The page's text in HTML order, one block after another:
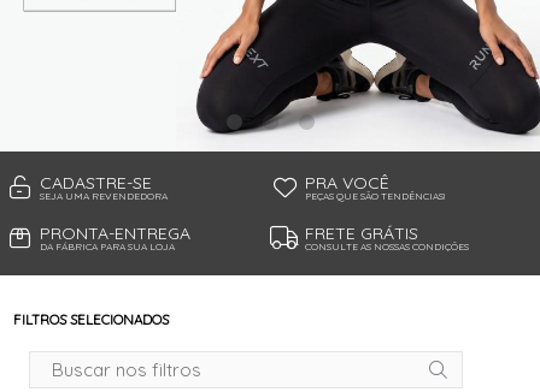
TANGA MICROFIBRA E RENDA
TANGAO MICRO E RENDA
TANGAO MICROFIBRA
CADASTRE-SE
SEJA UMA REVENDEDORA
PRA VOCÊ
PEÇAS QUE SÃO TENDÊNCIAS!
PRONTA-ENTREGA
DA FÁBRICA PARA SUA LOJA
FRETE GRÁTIS
CONSULTE AS NOSSAS CONDIÇÕES
FILTROS SELECIONADOS